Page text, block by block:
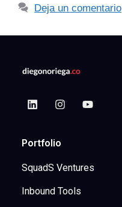
Deja un comentario
Portfolio
SquadS Ventures
Inbound Tools